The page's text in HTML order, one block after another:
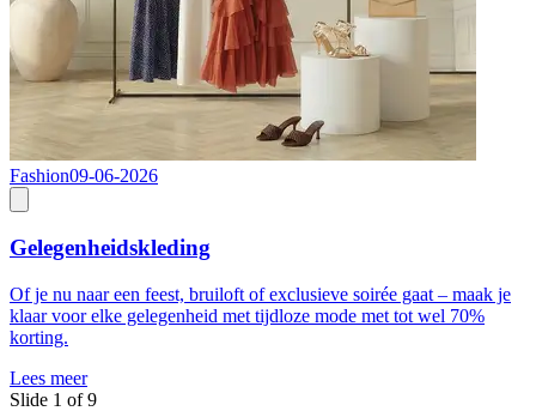
Fashion09-06-2026
Gelegenheidskleding
Of je nu naar een feest, bruiloft of exclusieve soirée gaat – maak je
klaar voor elke gelegenheid met tijdloze mode met tot wel 70%
korting.
Lees meer
Slide 1 of 9